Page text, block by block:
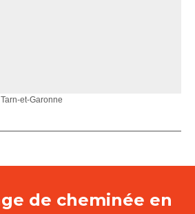
et-Garonne
de cheminée en